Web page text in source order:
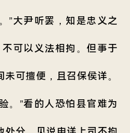
”大尹听罢，知是忠义之
可以义法相拘。但事于
可擅便，且召保侯详。
。”看的人恐怕县官难为